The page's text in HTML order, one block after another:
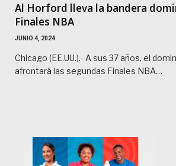
Al Horford lleva la bandera
Finales NBA
JUNIO 4, 2024
Chicago (EE.UU.).- A sus 37 años, el
afrontará las segundas Finales NBA…